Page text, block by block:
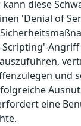
diese
'Denial of
Scripting'-
und
eine